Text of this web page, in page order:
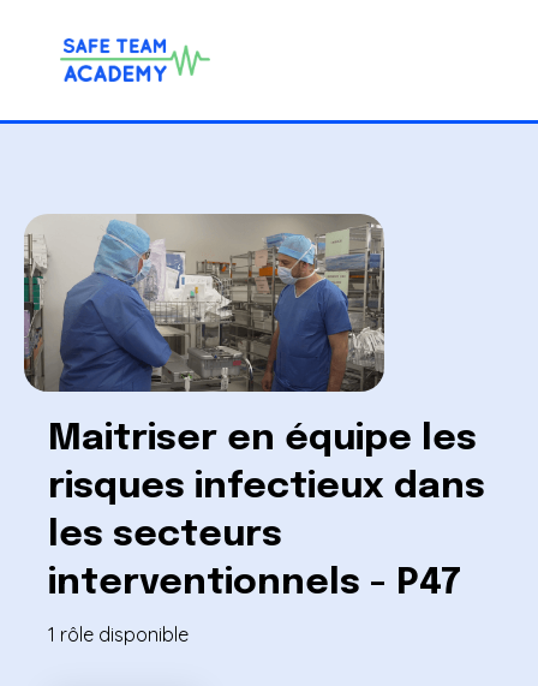
Maitriser en équipe les
risques infectieux dans
les secteurs
interventionnels - P47
1 rôle disponible